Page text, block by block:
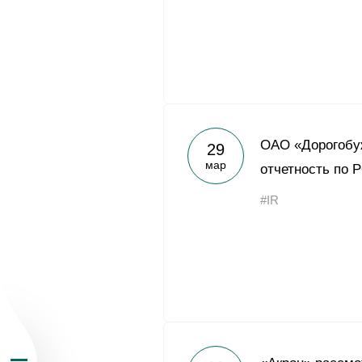
О Группе «Акрон»
География
29
мар
ОАО
отчетность по
#IR